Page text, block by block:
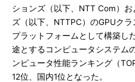
ションズ（以下、NTT Com）
ズ（以下、NTTPC）のGPUク
プラットフォームとして構築し
途とするコンピュータシステム
ンピュータ性能ランキング（
12位、国内1位となった。